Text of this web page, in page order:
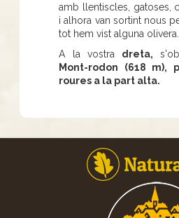
amb llentiscles, gatoses,
i alhora van sortint nous
tot hem vist alguna olivera.
A la vostra dreta,
Mont-rodon (618 m),
roures a la part alta.